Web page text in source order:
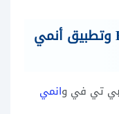
📊 مقارنة بين تطبيق BeeTV وتطبيق أنمي
بي تي في وانمي